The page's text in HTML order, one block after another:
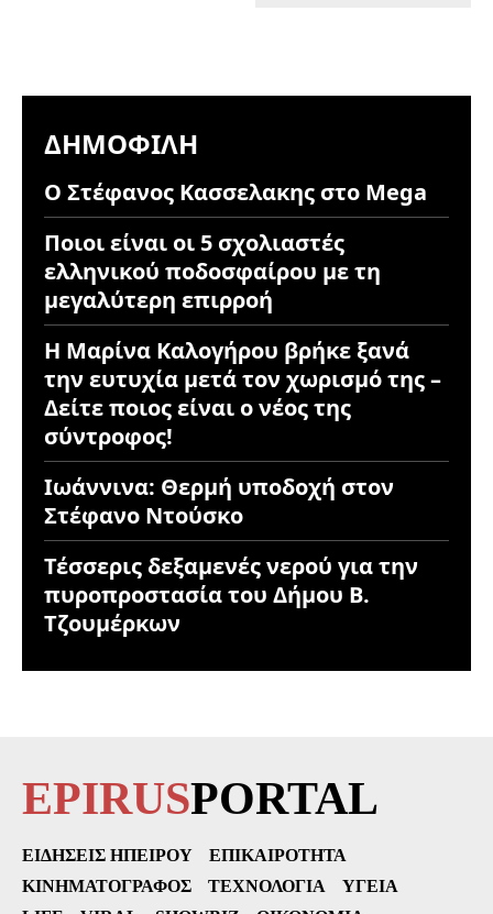
ΔΗΜΟΦΙΛΉ
Ο Στέφανος Κασσελακης στο Mega
Ποιοι είναι οι 5 σχολιαστές
ελληνικού ποδοσφαίρου με τη
μεγαλύτερη επιρροή
Η Μαρίνα Καλογήρου βρήκε ξανά
την ευτυχία μετά τον χωρισμό της –
Δείτε ποιος είναι ο νέος της
σύντροφος!
Ιωάννινα: Θερμή υποδοχή στον
Στέφανο Ντούσκο
Τέσσερις δεξαμενές νερού για την
πυροπροστασία του Δήμου Β.
Τζουμέρκων
EPIRUSPORTAL
ΕΙΔΉΣΕΙΣ ΗΠΕΊΡΟΥ
ΕΠΙΚΑΙΡΌΤΗΤΑ
ΚΙΝΗΜΑΤΟΓΡΆΦΟΣ
ΤΕΧΝΟΛΟΓΊΑ
ΥΓΕΊΑ